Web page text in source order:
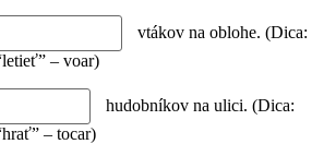
vtákov na oblohe. (Dica:
– voar)
hudobníkov na ulici. (Dica:
– tocar)